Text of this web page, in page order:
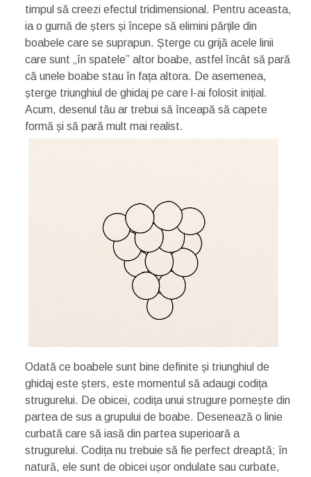
timpul să creezi efectul tridimensional. Pentru aceasta,
ia o gumă de șters și începe să elimini părțile din
boabele care se suprapun. Șterge cu grijă acele linii
care sunt „în spatele” altor boabe, astfel încât să pară
că unele boabe stau în fața altora. De asemenea,
șterge triunghiul de ghidaj pe care l-ai folosit inițial.
Acum, desenul tău ar trebui să înceapă să capete
formă și să pară mult mai realist.
Odată ce boabele sunt bine definite și triunghiul de
ghidaj este șters, este momentul să adaugi codița
strugurelui. De obicei, codița unui strugure pornește din
partea de sus a grupului de boabe. Desenează o linie
curbată care să iasă din partea superioară a
strugurelui. Codița nu trebuie să fie perfect dreaptă; în
natură, ele sunt de obicei ușor ondulate sau curbate,